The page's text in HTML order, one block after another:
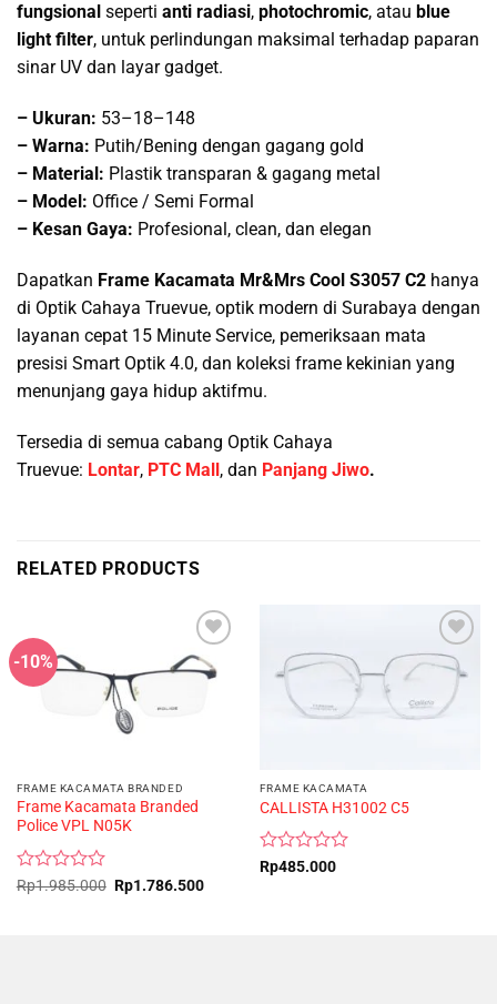
fungsional seperti anti radiasi, photochromic, atau blue
light filter, untuk perlindungan maksimal terhadap paparan
sinar UV dan layar gadget.
– Ukuran: 53–18–148
– Warna: Putih/Bening dengan gagang gold
– Material: Plastik transparan & gagang metal
– Model: Office / Semi Formal
– Kesan Gaya: Profesional, clean, dan elegan
Dapatkan Frame Kacamata Mr&Mrs Cool S3057 C2 hanya
di Optik Cahaya Truevue, optik modern di Surabaya dengan
layanan cepat 15 Minute Service, pemeriksaan mata
presisi Smart Optik 4.0, dan koleksi frame kekinian yang
menunjang gaya hidup aktifmu.
Tersedia di semua cabang Optik Cahaya
Truevue: Lontar, PTC Mall, dan Panjang Jiwo.
RELATED PRODUCTS
-10%
FRAME KACAMATA BRANDED
Frame Kacamata Branded
Police VPL N05K
Rated
Rp1.985.000 Original
price
Rp1.786.500Current
FRAME KACAMATA
CALLISTA H31002 C5
Rated
Rp485.000